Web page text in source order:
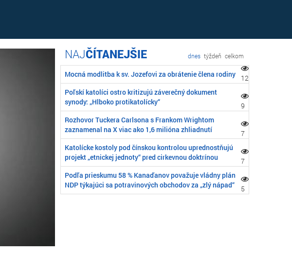
ČÍTANEJŠIE dnes týždeň celkom
Mocná modlitba k sv. Jozefovi za obrátenie člena rodiny
12
Poľskí katolíci ostro kritizujú záverečný dokument
synody: „Hlboko protikatolícky“
9
Rozhovor Tuckera Carlsona s Frankom Wrightom
zaznamenal na X viac ako 1,6 milióna zhliadnutí
7
Katolícke kostoly pod čínskou kontrolou uprednostňujú
projekt „etnickej jednoty“ pred cirkevnou doktrínou
7
Podľa prieskumu 58 % Kanaďanov považuje vládny plán
NDP týkajúci sa potravinových obchodov za „zlý nápad“
5